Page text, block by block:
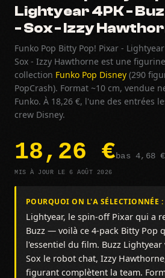
Lightyear 4PK -
- Sox - Izzy
Funko Pop Bitty Pop! Pixar -
Sox - Izzy Hawthorne est une
collection Funko Pop Disney (290
PopCrash). Format ~10 cm, vendue
Funko. À 18,26 €, l'une des entrées
crew Disney.
18,26 €bas 4,68 €
MIS À JOUR LE 6 AOÛT 2026
POURQUOI ON L'A SÉLECTIONNÉE :
Lightyear, le spin-off Pixar qui a
Buzz — voilà ce 4-pack Bitty Pop
l'essentiel du film. Buzz
Sox le robot chat, Izzy
figurant complètent la team.